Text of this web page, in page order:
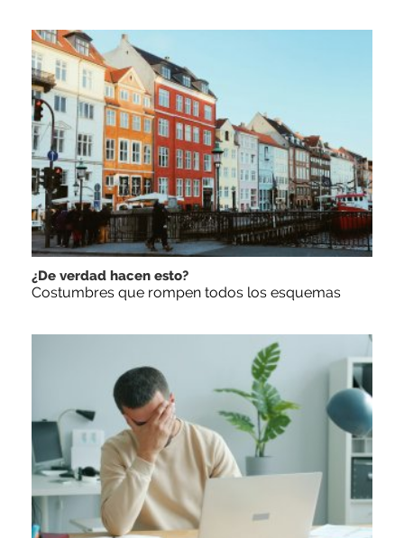
¿De verdad hacen esto?
Costumbres que rompen todos los esquemas